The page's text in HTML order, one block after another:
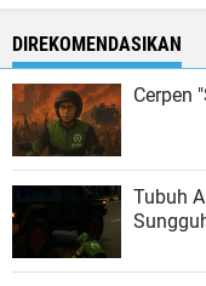
DIREKOMENDASIKAN
Cerpen
Tubuh